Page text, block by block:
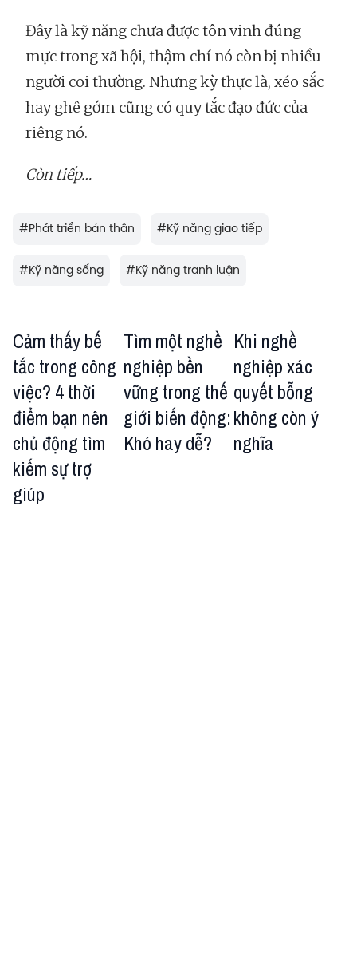
Đây là kỹ năng chưa được tôn vinh đúng
mực trong xã hội, thậm chí nó còn bị nhiều
người coi thường. Nhưng kỳ thực là, xéo sắc
hay ghê gớm cũng có quy tắc đạo đức của
riêng nó.
Còn tiếp…
#Phát triển bản thân #Kỹ năng giao tiếp
#Kỹ năng sống #Kỹ năng tranh luận
Cảm thấy bế
tắc trong công
việc? 4 thời
điểm bạn nên
chủ động tìm
kiếm sự trợ
giúp
Tìm một nghề
nghiệp bền
vững trong thế
giới biến động:
Khó hay dễ?
Khi nghề
nghiệp xác
quyết bỗng
không còn ý
nghĩa